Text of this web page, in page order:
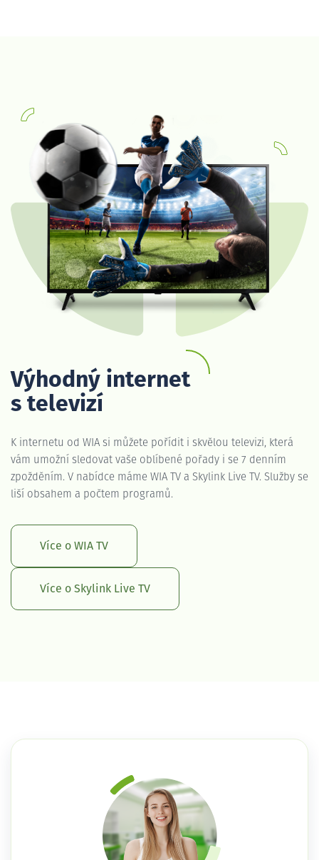
Výhodný internet
s televizí
K internetu od WIA si můžete pořídit i skvělou televizi, která
vám umožní sledovat vaše oblíbené pořady i se 7 denním
zpožděním. V nabídce máme WIA TV a Skylink Live TV. Služby se
liší obsahem a počtem programů.
Více o WIA TV
Více o Skylink Live TV